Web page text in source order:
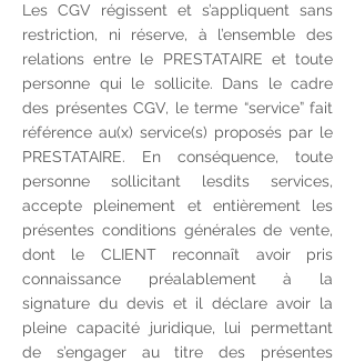
Les CGV régissent et s’appliquent sans
restriction, ni réserve, à l’ensemble des
relations entre le PRESTATAIRE et toute
personne qui le sollicite. Dans le cadre
des présentes CGV, le terme “service” fait
référence au(x) service(s) proposés par le
PRESTATAIRE. En conséquence, toute
personne sollicitant lesdits services,
accepte pleinement et entièrement les
présentes conditions générales de vente,
dont le CLIENT reconnaît avoir pris
connaissance préalablement à la
signature du devis et il déclare avoir la
pleine capacité juridique, lui permettant
de s’engager au titre des présentes